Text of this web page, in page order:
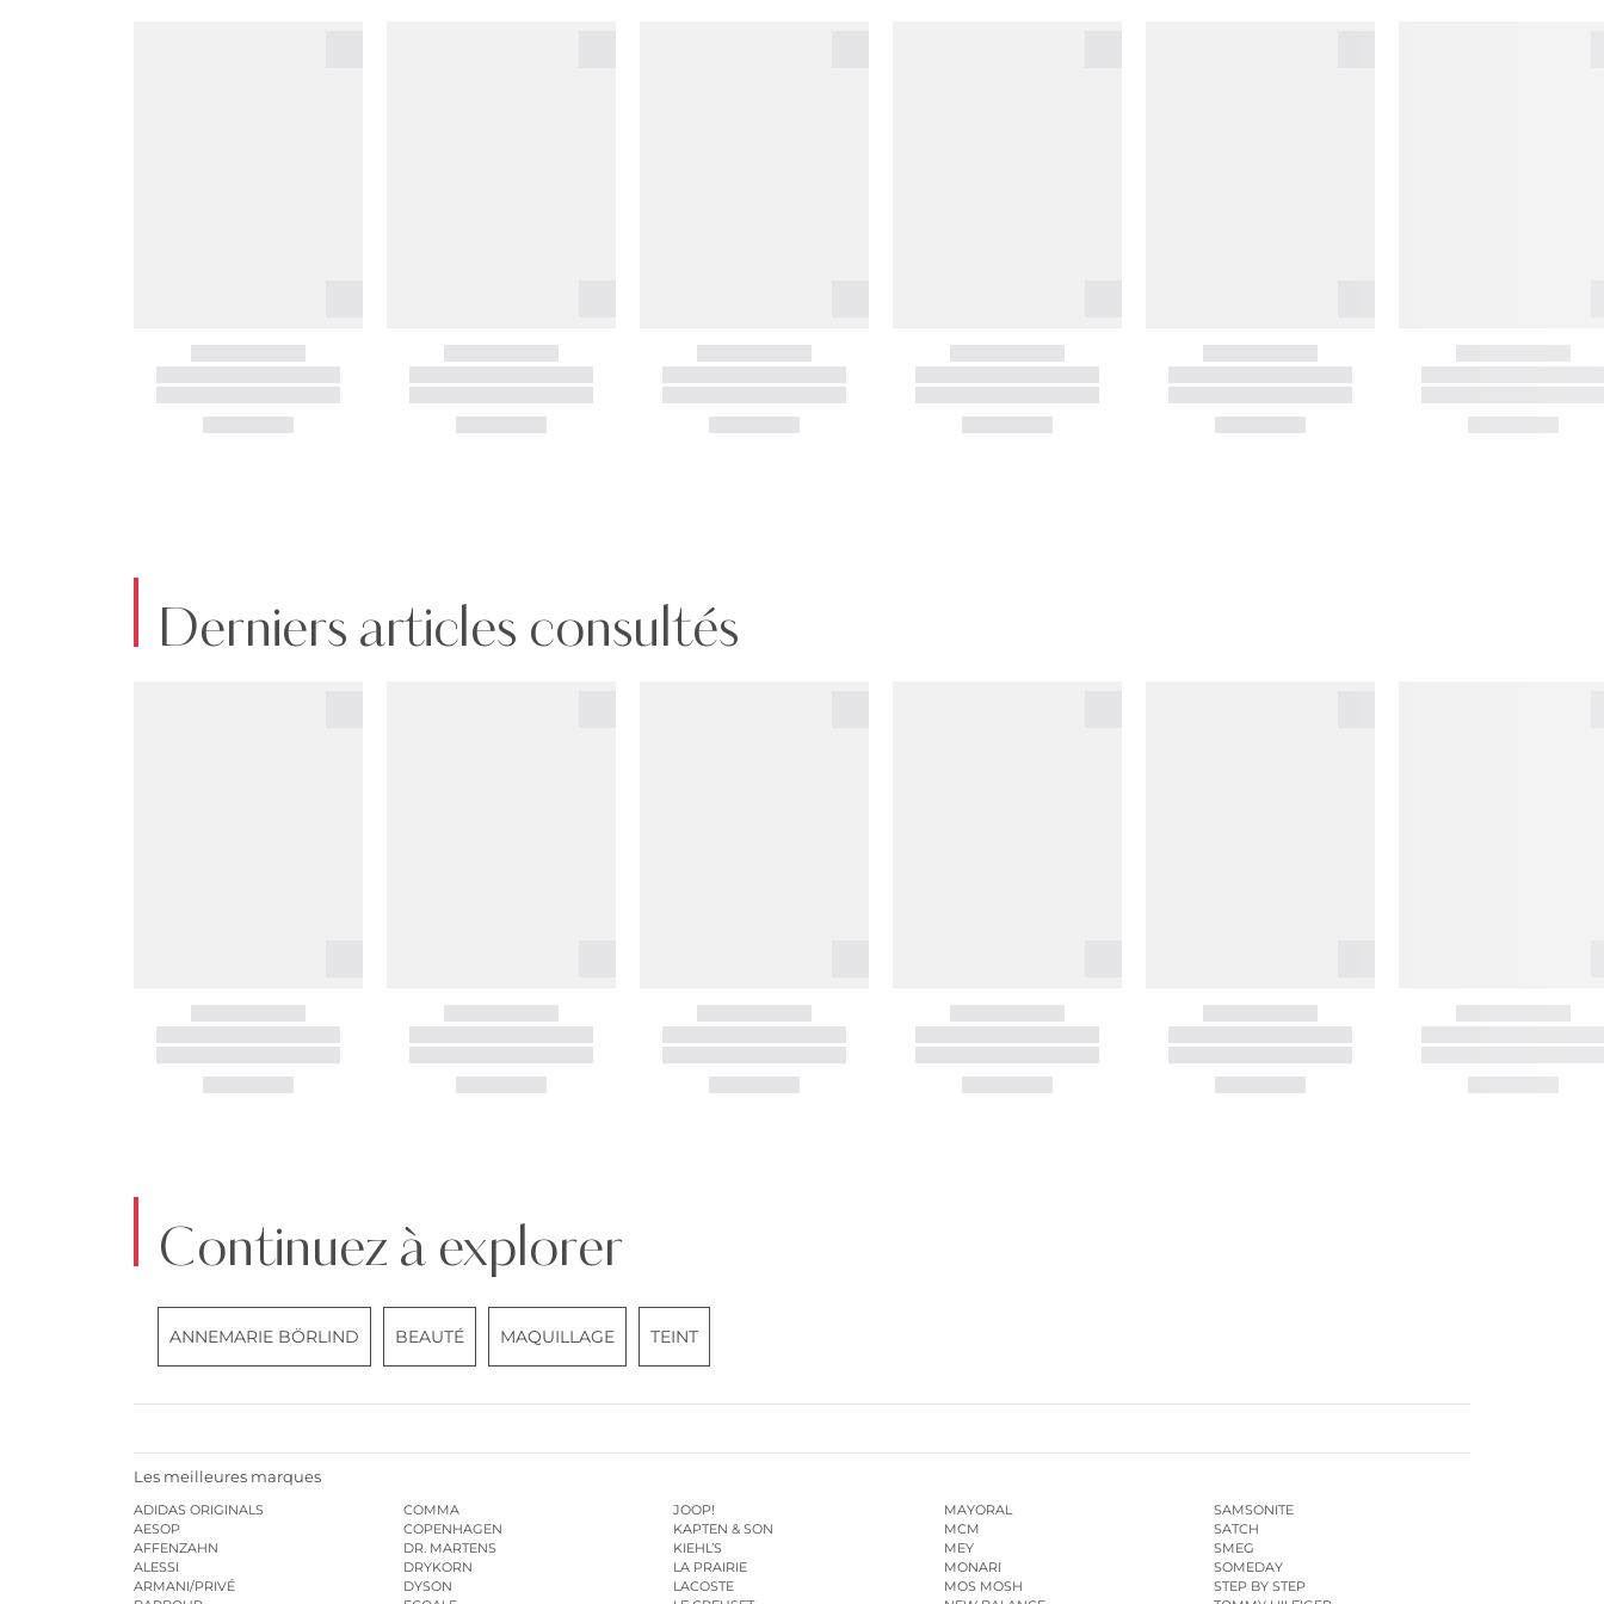
Derniers articles consultés
Continuez à explorer
ANNEMARIE BÖRLIND BEAUTÉ MAQUILLAGE TEINT
Les meilleures marques
ADIDAS ORIGINALS
AESOP
AFFENZAHN
ALESSI
ARMANI/PRIVÉ
COMMA
COPENHAGEN
DR. MARTENS
DRYKORN
DYSON
JOOP!
KAPTEN & SON
KIEHL’S
LA PRAIRIE
LACOSTE
MAYORAL
MCM
MEY
MONARI
MOS MOSH
SAMSONITE
SATCH
SMEG
SOMEDAY
STEP BY STEP